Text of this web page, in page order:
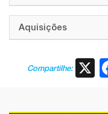
Aquisições
Compartilhe: X